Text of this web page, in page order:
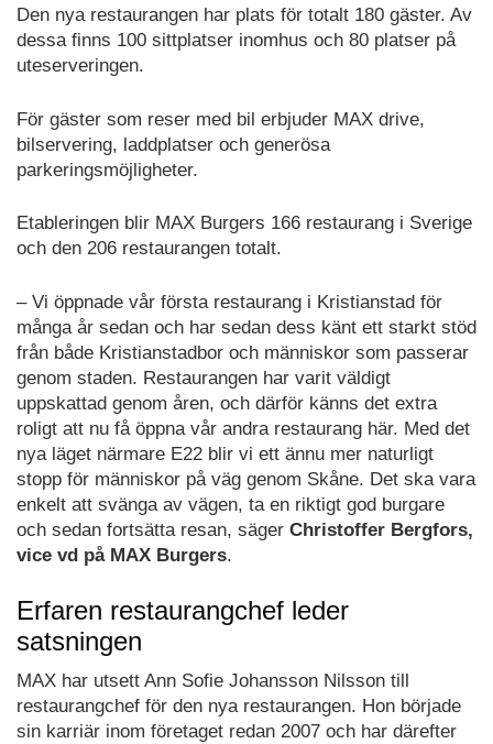
Den nya restaurangen har plats för totalt 180 gäster. Av
dessa finns 100 sittplatser inomhus och 80 platser på
uteserveringen.
För gäster som reser med bil erbjuder MAX drive,
bilservering, laddplatser och generösa
parkeringsmöjligheter.
Etableringen blir MAX Burgers 166 restaurang i Sverige
och den 206 restaurangen totalt.
– Vi öppnade vår första restaurang i Kristianstad för
många år sedan och har sedan dess känt ett starkt stöd
från både Kristianstadbor och människor som passerar
genom staden. Restaurangen har varit väldigt
uppskattad genom åren, och därför känns det extra
roligt att nu få öppna vår andra restaurang här. Med det
nya läget närmare E22 blir vi ett ännu mer naturligt
stopp för människor på väg genom Skåne. Det ska vara
enkelt att svänga av vägen, ta en riktigt god burgare
och sedan fortsätta resan, säger Christoffer Bergfors,
vice vd på MAX Burgers.
Erfaren restaurangchef leder
satsningen
MAX har utsett Ann Sofie Johansson Nilsson till
restaurangchef för den nya restaurangen. Hon började
sin karriär inom företaget redan 2007 och har därefter